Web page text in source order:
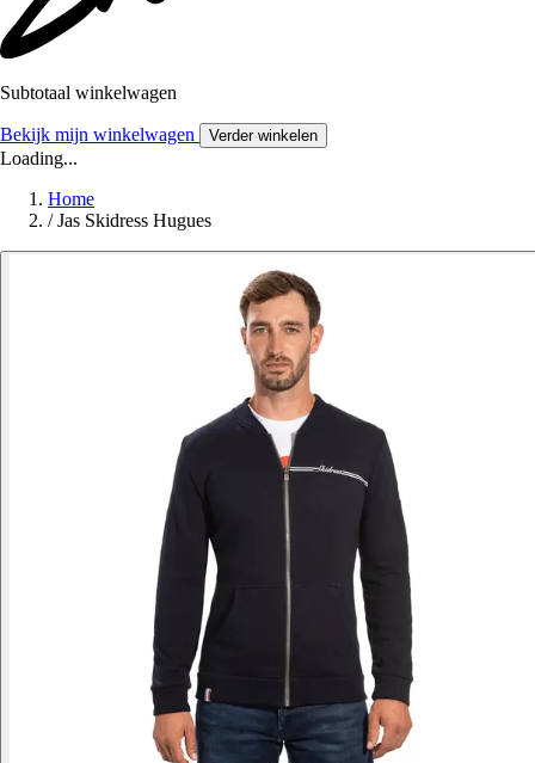
Subtotaal winkelwagen
Bekijk mijn winkelwagen Verder winkelen
Loading...
Home
/ Jas Skidress Hugues